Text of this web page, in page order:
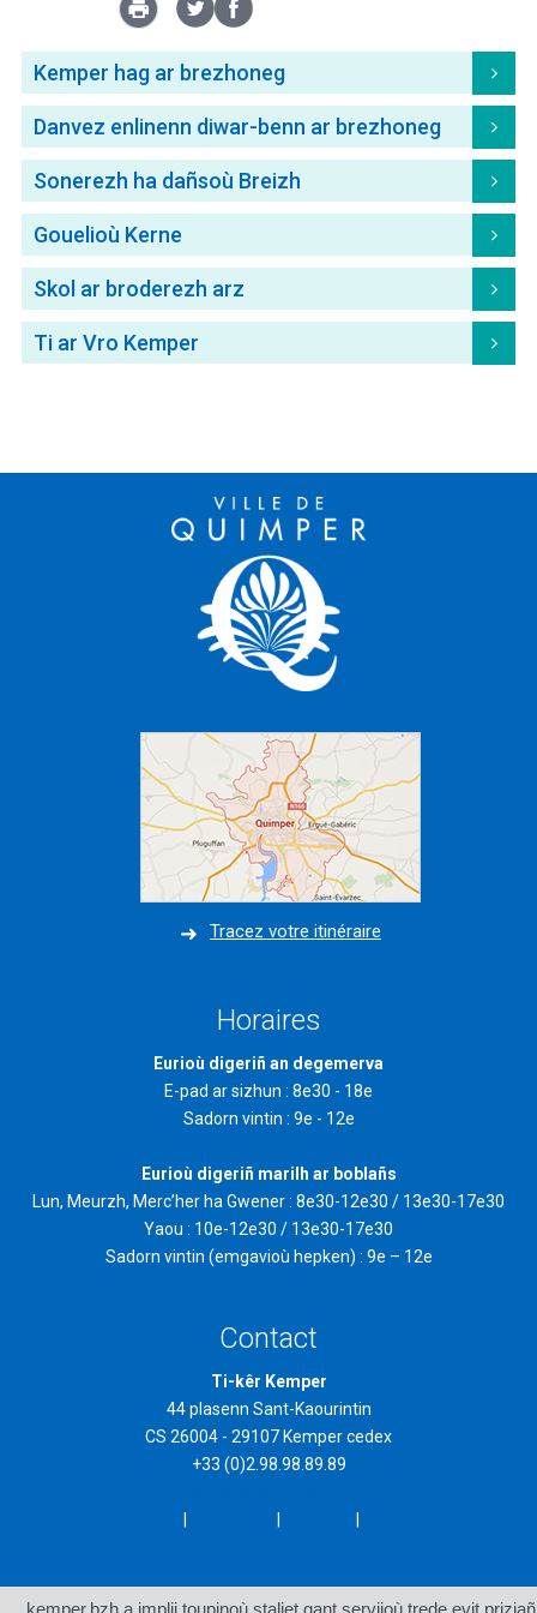
Select Language ▼
BREZHONEG
Kemper hag ar brezhoneg
Danvez enlinenn diwar-benn ar brezhoneg
Sonerezh ha dañsoù Breizh
Gouelioù Kerne
Skol ar broderezh arz
Ti ar Vro Kemper
Tracez votre itinéraire
Horaires
Eurioù digeriñ an degemerva
E-pad ar sizhun : 8e30 - 18e
Sadorn vintin : 9e - 12e
Eurioù digeriñ marilh ar boblañs
Lun, Meurzh, Merc’her ha Gwener : 8e30-12e30 / 13e30-17e30
Yaou : 10e-12e30 / 13e30-17e30
Sadorn vintin (emgavioù hepken) : 9e – 12e
Contact
Ti-kêr Kemper
44 plasenn Sant-Kaourintin
CS 26004 - 29107 Kemper cedex
+33 (0)2.98.98.89.89
kemper.bzh a implij toupinoù staliet gant servijoù trede evit priziañ